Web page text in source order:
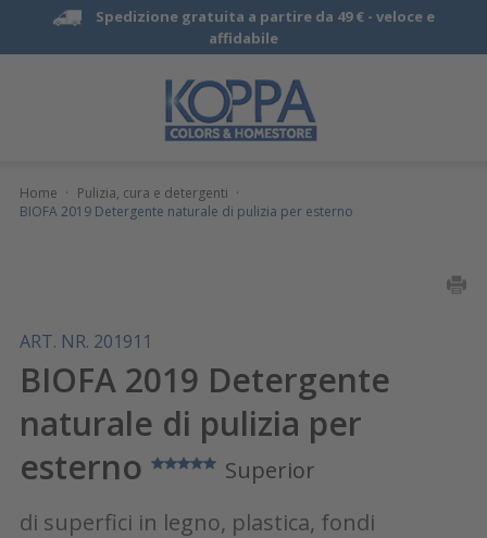
Spedizione gratuita a partire da 49 € - veloce e
affidabile
Home · Pulizia, cura e detergenti ·
BIOFA 2019 Detergente naturale di pulizia per esterno
ART. NR. 201911
BIOFA 2019 Detergente
naturale di pulizia per
esterno
Superior
di superfici in legno, plastica, fondi